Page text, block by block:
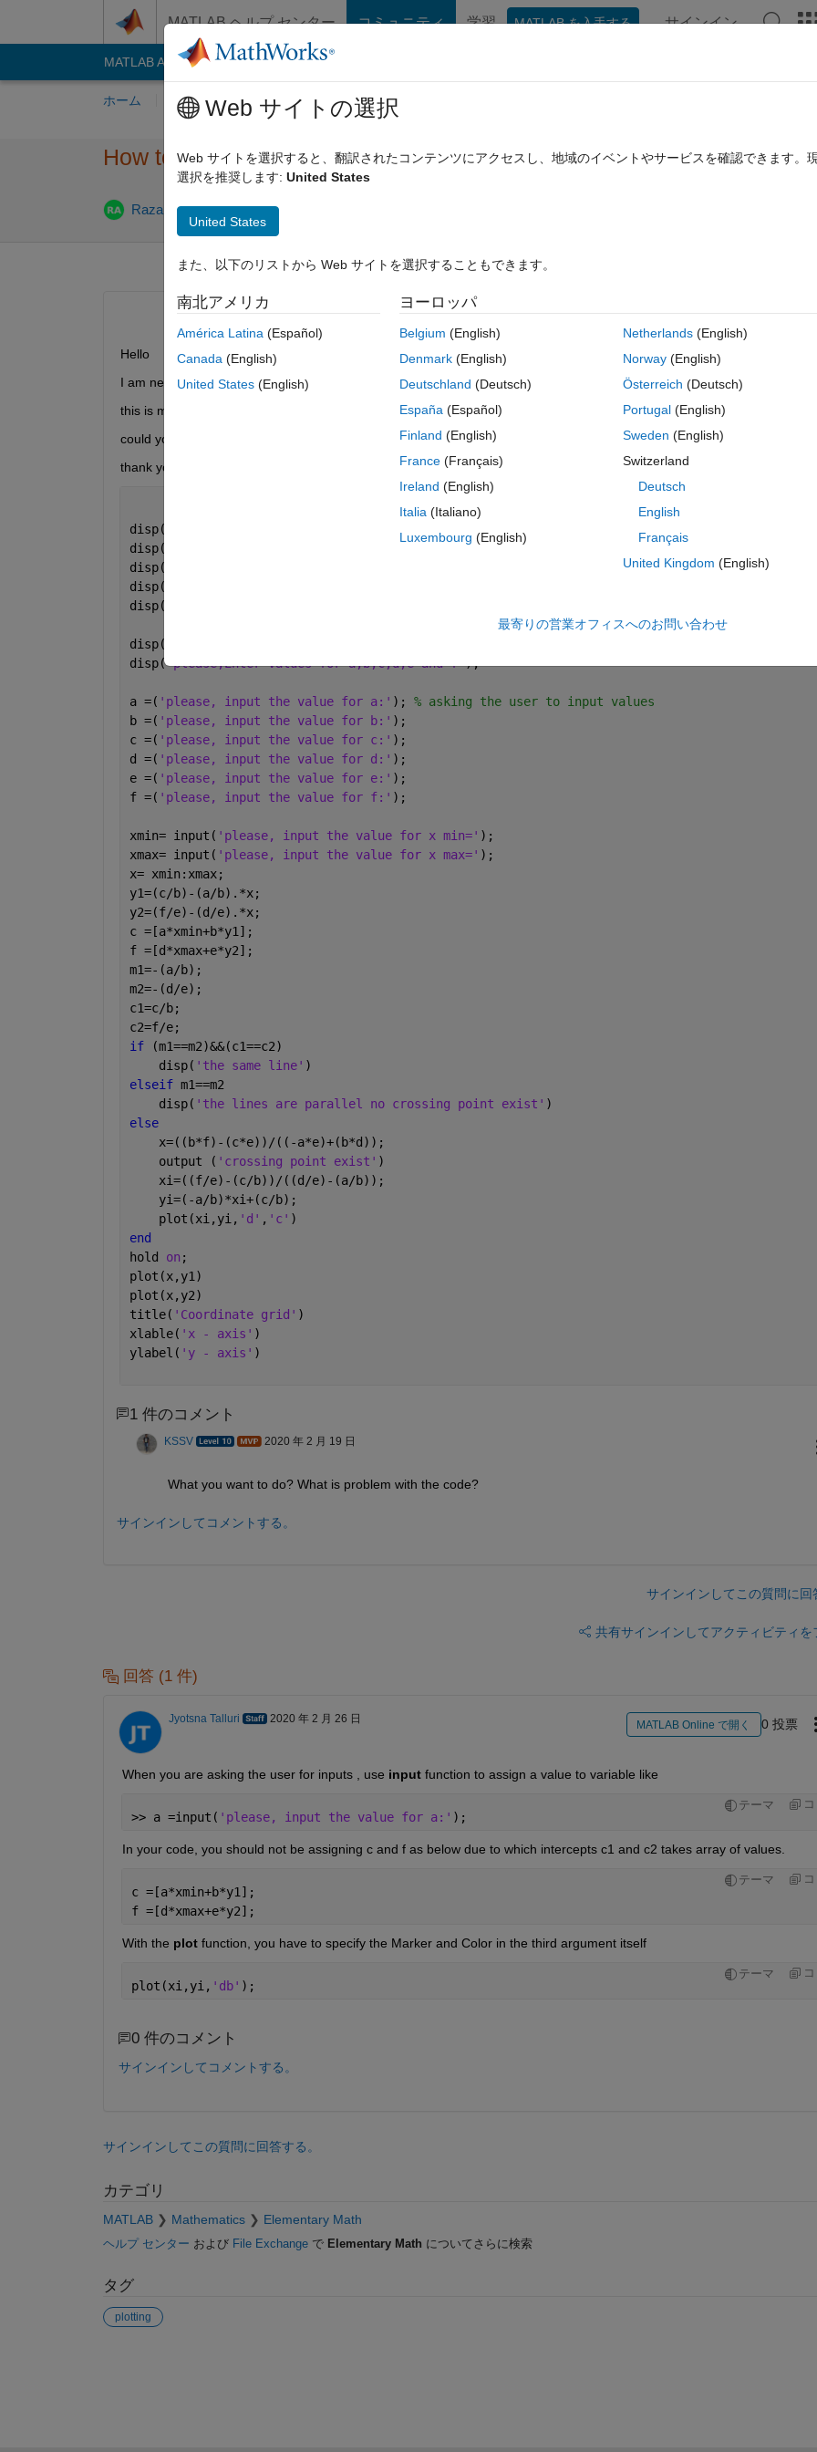
MATLAB ヘルプ センター コミュニティ 学習 MATLAB を入手する サインイン
MATLAB Answers File Exchange
ホーム 質問する 回答 閲覧 MATLAB に関する FAQ
How to calculate the crossing point and plotting the lines
Razan AlJuraysi 2020 2 月 19
0 投票
Hello
I am new to matlab AND I want to calculate the crossing points and plot lines
this is my code but I dont know whats wrong with it
could you please help me to understand it
thank you
disp(
disp(
disp(
disp(
disp(
disp(
disp('please,Enter values for a,b,c,d,e and f');
a =( 'please, input the value for a:' ); % asking the user to input values
b =( 'please, input the value for b:' );
c =( 'please, input the value for c:' );
d =( 'please, input the value for d:' );
e =( 'please, input the value for e:' );
f =( 'please, input the value for f:' );
xmin= input( 'please, input the value for x min=' );
xmax= input( 'please, input the value for x max=' );
x= xmin:xmax;
y1=(c/b)-(a/b).*x;
y2=(f/e)-(d/e).*x;
c =[a*xmin+b*y1];
f =[d*xmax+e*y2];
m1=-(a/b);
m2=-(d/e);
c1=c/b;
c2=f/e;
if
(m1==m2)&&(c1==c2)
    disp(
'the same line' )
elseif m1==m2
    disp(
'the lines are parallel no crossing point exist' )
else
    x=((b*f)-(c*e))/((-a*e)+(b*d));
    output (
'crossing point exist' )
    xi=((f/e)-(c/b))/((d/e)-(a/b));
    yi=(-a/b)*xi+(c/b);
    plot(xi,yi,
'd' , 'c' )
end
hold on ;
plot(x,y1)
plot(x,y2)
title( 'Coordinate grid' )
xlable( 'x - axis' )
ylabel( 'y - axis' )
1 件のコメント
KSSV 2020 年 2 月 19 日
What you want to do? What is problem with the code?
サインインしてコメントする。
サインインしてこの質問に回
共有サインインしてアクティビティを
回答 (1 件)
Jyotsna Talluri 2020 年 2 月 26 日 MATLAB Online で開く 0 投票
When you are asking the user for inputs , use input function to assign a value to variable like
テーマ
>> a =input( 'please, input the value for a:' );
In your code, you should not be assigning c and f as below due to which intercepts c1 and c2 takes array of values.
テーマ
c =[a*xmin+b*y1];
f =[d*xmax+e*y2];
With the plot function, you have to specify the Marker and Color in the third argument itself
テーマ
plot(xi,yi, 'db' );
0 件のコメント
サインインしてコメントする。
サインインしてこの質問に回答する。
カテゴリ
MATLAB Mathematics Elementary Math
ヘルプ センター および File Exchangeで Elementary Math についてさらに検索
タグ
plotting
Web サイトの選択
Web サイトを選択すると、翻訳されたコンテンツにアクセスし、地域のイベントやサービスを確認できます。
選択を推奨します: United States
United States
また、以下のリストから Web サイトを選択することもできます。
南北アメリカ
América Latina (Español)
Canada (English)
United States (English)
ヨーロッパ
Belgium (English)
Denmark (English)
Deutschland (Deutsch)
España (Español)
Finland (English)
France (Français)
Ireland (English)
Italia (Italiano)
Luxembourg (English)
Netherlands(English)
Norway(English)
Österreich (Deutsch)
Portugal(English)
Sweden (English)
Switzerland
Deutsch
English
Français
United Kingdom (English)
最寄りの営業オフィスへのお問い合わせ